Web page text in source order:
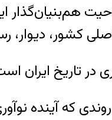
اصلی کشور،
در تاریخ ایران
که آینده